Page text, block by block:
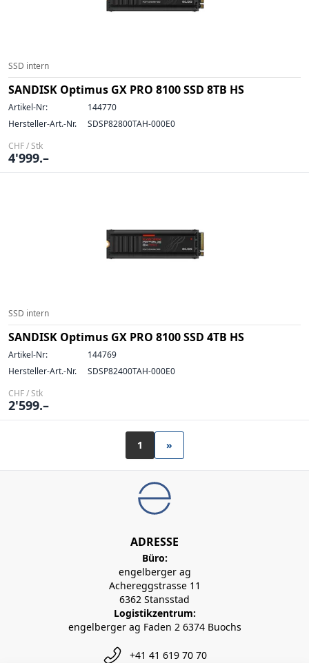
SSD intern
SANDISK Optimus GX PRO 8100 SSD 8TB HS
Artikel-Nr:
144770
Hersteller-Art.-Nr.
SDSP82800TAH-000E0
CHF / Stk
4'999.–
SSD intern
SANDISK Optimus GX PRO 8100 SSD 4TB HS
Artikel-Nr:
144769
Hersteller-Art.-Nr.
SDSP82400TAH-000E0
CHF / Stk
2'599.–
1 »
ADRESSE
Büro:
engelberger ag
Achereggstrasse 11
6362 Stansstad
Logistikzentrum:
engelberger ag Faden 2 6374 Buochs
+41 41 619 70 70